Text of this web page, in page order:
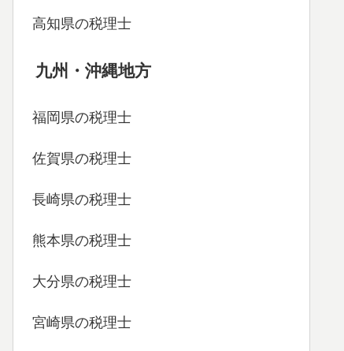
高知県の税理士
九州・沖縄地方
福岡県の税理士
佐賀県の税理士
長崎県の税理士
熊本県の税理士
大分県の税理士
宮崎県の税理士